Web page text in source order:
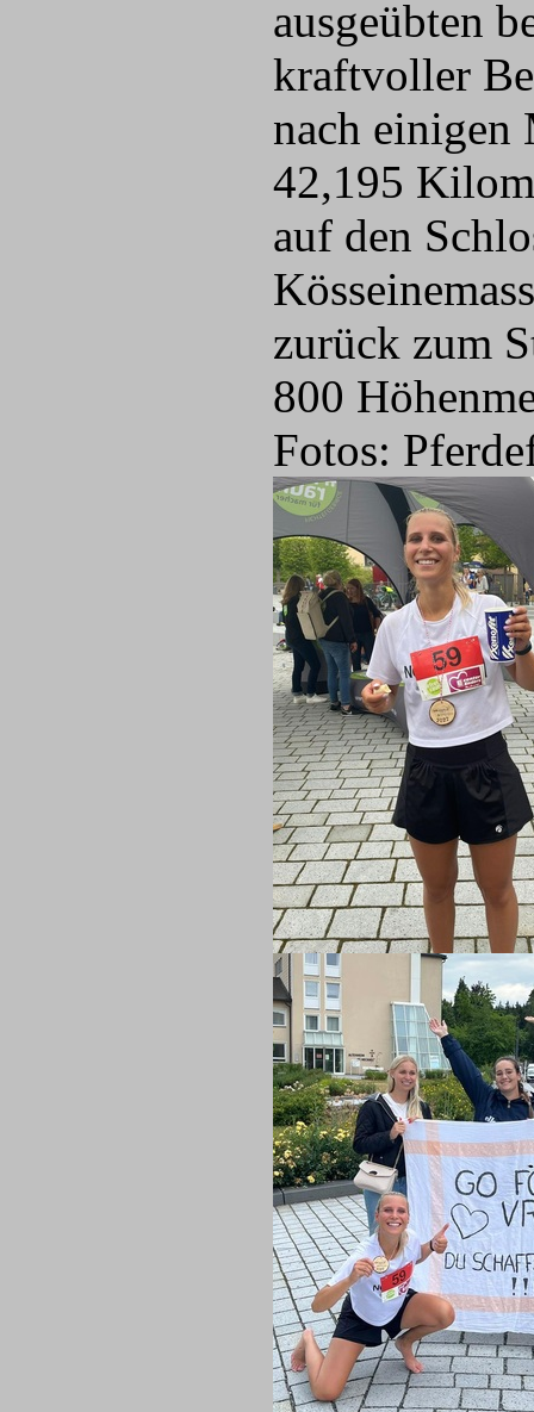
ausgeübten
kraftvoller
nach einigen
42,195
auf den
zurück zum
800
Fotos: